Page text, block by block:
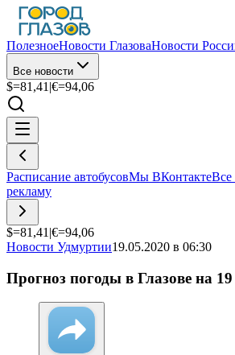
ПолезноеНовости ГлазоваНовости
Все новости
$=81,41 |€=94,06
Расписание автобусовМы ВКонтактеВсе
рекламу
$=81,41 |€=94,06
Новости Удмуртии19.05.2020 в 06:30
Прогноз погоды в Глазове на